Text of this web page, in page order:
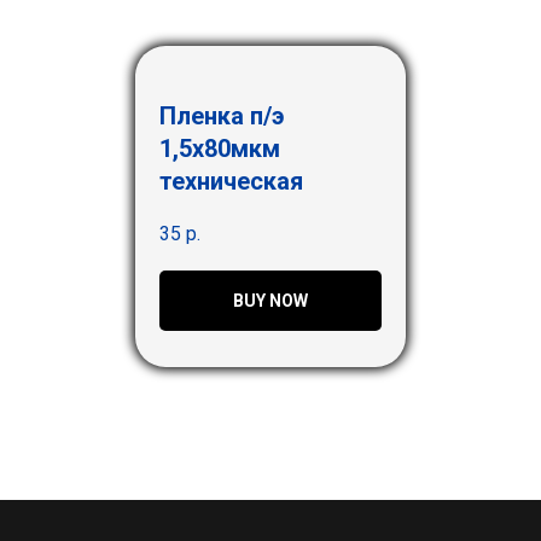
Пленка п/э
1,5х80мкм
техническая
35 р.
BUY NOW